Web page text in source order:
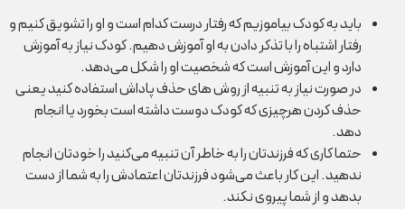
باید به کودک بیاموزیم که رفتار درست کدام است و او را تشویق کنیم و
رفتار اشتباه را با تذکر دادن به او آموزش دهیم. کودک نیاز به آموزش
دارد و این آموزش است که شخصیت او را شکل می‌دهد.
در صورت نیاز به تنبیه از روش های حذف پاداش استفاده کنید یعنی
حذف کردن هرچیزی که کودک دوست داشته است بخورد یا انجام
دهد.
حتما کاری که فرزندتان را به خاطر آن تنبیه می‌کنید را خودتان انجام
ندهید. این کار باعث می‌شود فرزندتان اعتمادش را به شما از دست
بدهد و از شما پیروی نکند.